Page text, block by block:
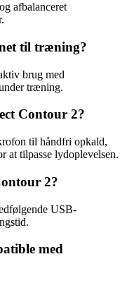
afbalanceret
til træning?
brug med
træning.
Contour 2?
til håndfri opkald,
at tilpasse lydoplevelsen.
2?
USB-
med